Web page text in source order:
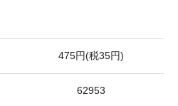
475円(税35円)
62953